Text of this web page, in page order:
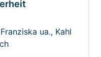
ua., Kahl